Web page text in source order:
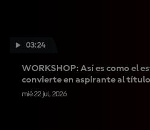
03:24
WORKSHOP: Así es como el
convierte en aspirante al título
mié 22 jul, 2026